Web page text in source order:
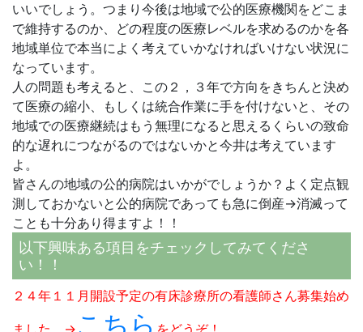
いいでしょう。つまり今後は地域で公的医療機関をどこま
で維持するのか、どの程度の医療レベルを求めるのかを各
地域単位で本当によく考えていかなければいけない状況に
なっています。
人の問題も考えると、この２，３年で方向をきちんと決め
て医療の縮小、もしくは統合作業に手を付けないと、その
地域での医療継続はもう無理になると思えるくらいの致命
的な遅れにつながるのではないかと今井は考えています
よ。
皆さんの地域の公的病院はいかがでしょうか？よく定点観
測しておかないと公的病院であっても急に倒産→消滅って
ことも十分あり得ますよ！！
以下興味ある項目をチェックしてみてくださ
い！！
２４年１１月開設予定の有床診療所の看護師さん募集始め
こちら